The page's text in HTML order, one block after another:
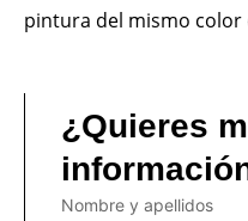
pintura del mismo color
¿Quieres